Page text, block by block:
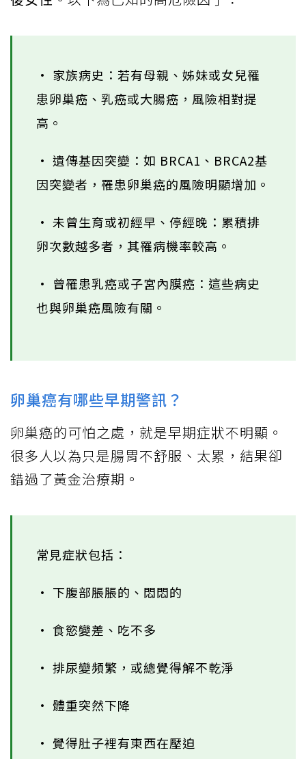
• 家族病史：若有母親、姊妹或女兒罹
患卵巢癌、乳癌或大腸癌，風險相對提
高。
• 遺傳基因突變：如 BRCA1、BRCA2基
因突變者，罹患卵巢癌的風險明顯增加。
• 未曾生育或初經早、停經晚：累積排
卵次數越多者，其罹病機率較高。
• 曾罹患乳癌或子宮內膜癌：這些病史
也與卵巢癌風險有關。
卵巢癌有哪些早期警訊？
卵巢癌的可怕之處，就是早期症狀不明顯。
很多人以為只是腸胃不舒服、太累，結果卻
錯過了黃金治療期。
常見症狀包括：
• 下腹部脹脹的、悶悶的
• 食慾變差、吃不多
• 排尿變頻繁，或總覺得解不乾淨
• 體重突然下降
• 覺得肚子裡有東西在壓迫